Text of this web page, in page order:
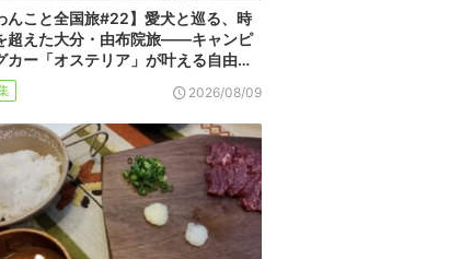
んこと全国旅#22】愛犬と巡る、時
超えた大分・由布院旅――キャンピ
カー「オステリア」が叶える自由…
2026/08/09